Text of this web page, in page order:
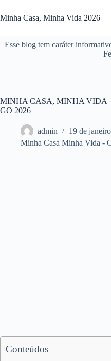
para
o
Minha Casa, Minha Vida 2026
Esse blog tem caráter
MINHA CASA, MINHA VIDA
GO 2026
admin
19 de
Minha Casa Minha Vida -
Conteúdos